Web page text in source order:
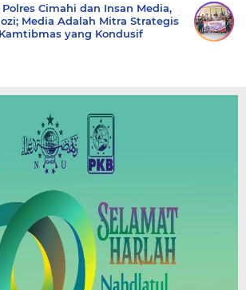
Cimahi dan Insan Media,
Media Adalah Mitra Strategis
yang Kondusif